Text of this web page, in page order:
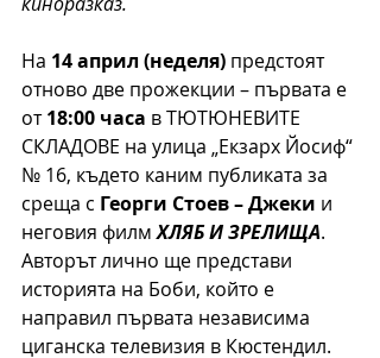
На 14 април (неделя) предстоят
отново две прожекции – първата е
от 18:00 часа в ТЮТЮНЕВИТЕ
СКЛАДОВЕ на улица „Екзарх Йосиф“
№ 16, където каним публиката за
среща с Георги Стоев – Джеки и
неговия филм ХЛЯБ И ЗРЕЛИЩА.
Авторът лично ще представи
историята на Боби, който е
направил първата независима
циганска телевизия в Кюстендил.